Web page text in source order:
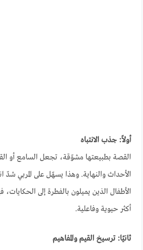
أولاً: جذب الانتباه
القصة بطبيعتها مشوّقة، تجعل السامع أو
الأحداث والنهاية. وهذا يسهّل على المربي شدّ
الأطفال الذين يميلون بالفطرة إلى
أكثر حيوية وفاعلية.
ثانيًا: ترسيخ القيم والمفاهيم